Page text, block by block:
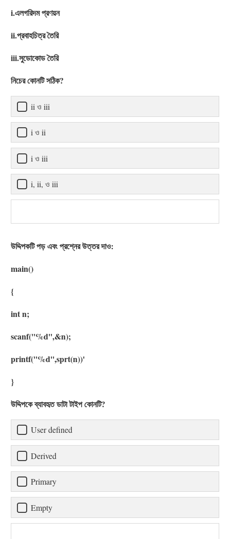
i.এলগরিদম প্রণয়ন
ii.প্রবাহচিত্র তৈরি
iii.সুডোকোড তৈরি
নিচের কোনটি সঠিক?
ii ও iii
i ও ii
i ও iii
i, ii, ও iii
উদ্দিপকটি পড় এবং প্রশ্নের উত্তর দাও:
main()
{
int n;
scanf(''%d'',&n);
printf(''%d'',sprt(n))'
}
উদ্দিপকে ব্যাবহৃত ডাটা টাইপ কোনটি?
User defined
Derived
Primary
Empty